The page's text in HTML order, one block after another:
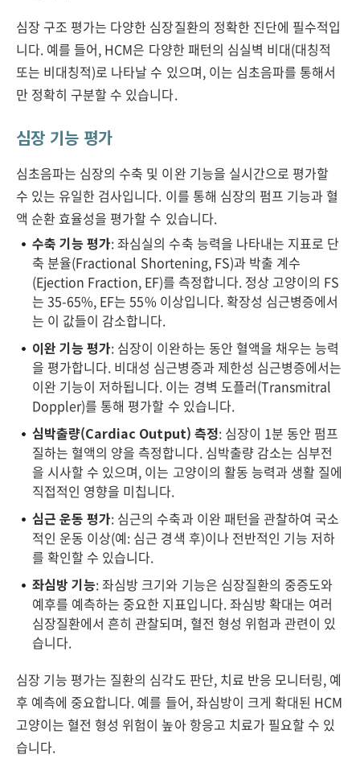
심장 구조 평가는 다양한 심장질환의 정확한 진단에 필수적입
니다. 예를 들어, HCM은 다양한 패턴의 심실벽 비대(대칭적
또는 비대칭적)로 나타날 수 있으며, 이는 심초음파를 통해서
만 정확히 구분할 수 있습니다.
심장 기능 평가
심초음파는 심장의 수축 및 이완 기능을 실시간으로 평가할
수 있는 유일한 검사입니다. 이를 통해 심장의 펌프 기능과 혈
액 순환 효율성을 평가할 수 있습니다.
수축 기능 평가: 좌심실의 수축 능력을 나타내는 지표로 단
축 분율(Fractional Shortening, FS)과 박출 계수
(Ejection Fraction, EF)를 측정합니다. 정상 고양이의 FS
는 35-65%, EF는 55% 이상입니다. 확장성 심근병증에서
는 이 값들이 감소합니다.
이완 기능 평가: 심장이 이완하는 동안 혈액을 채우는 능력
을 평가합니다. 비대성 심근병증과 제한성 심근병증에서는
이완 기능이 저하됩니다. 이는 경벽 도플러(Transmitral
Doppler)를 통해 평가할 수 있습니다.
심박출량(Cardiac Output) 측정: 심장이 1분 동안 펌프
질하는 혈액의 양을 측정합니다. 심박출량 감소는 심부전
을 시사할 수 있으며, 이는 고양이의 활동 능력과 생활 질에
직접적인 영향을 미칩니다.
심근 운동 평가: 심근의 수축과 이완 패턴을 관찰하여 국소
적인 운동 이상(예: 심근 경색 후)이나 전반적인 기능 저하
를 확인할 수 있습니다.
좌심방 기능: 좌심방 크기와 기능은 심장질환의 중증도와
예후를 예측하는 중요한 지표입니다. 좌심방 확대는 여러
심장질환에서 흔히 관찰되며, 혈전 형성 위험과 관련이 있
습니다.
심장 기능 평가는 질환의 심각도 판단, 치료 반응 모니터링, 예
후 예측에 중요합니다. 예를 들어, 좌심방이 크게 확대된 HCM
고양이는 혈전 형성 위험이 높아 항응고 치료가 필요할 수 있
습니다.